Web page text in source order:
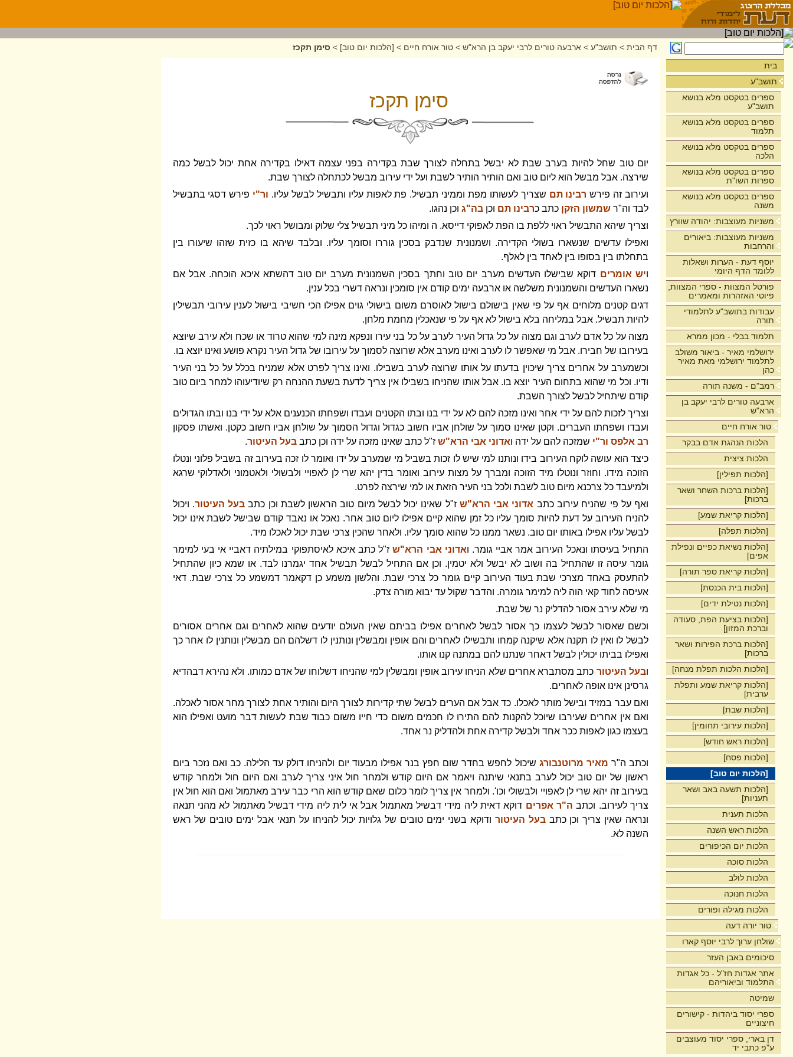
בית
תושב"ע
ספרים בטקסט מלא בנושא
תושב"ע
ספרים בטקסט מלא בנושא
תלמוד
ספרים בטקסט מלא בנושא
הלכה
ספרים בטקסט מלא בנושא
ספרות השו"ת
ספרים בטקסט מלא בנושא
משנה
משניות מעוצבות: יהודה שוורץ
משניות מעוצבות: ביאורים
והרחבות
יוסף דעת - הערות ושאלות
ללומד הדף היומי
פורטל המצוות - ספרי המצוות,
פיוטי האזהרות ומאמרים
עבודות בתושב"ע לתלמודי
תורה
תלמוד בבלי - מכון ממרא
ירושלמי מאיר - ביאור משולב
לתלמוד ירושלמי מאת מאיר
כהן
רמב"ם - משנה תורה
ארבעה טורים לרבי יעקב בן
הרא"ש
טור אורח חיים
הלכות הנהגת אדם בבקר
הלכות ציצית
[הלכות תפילין]
[הלכות ברכות השחר ושאר
ברכות]
[הלכות קריאת שמע]
[הלכות תפלה]
[הלכות נשיאת כפיים ונפילת
אפים]
[הלכות קריאת ספר תורה]
[הלכות בית הכנסת]
[הלכות נטילת ידים]
[הלכות בציעת הפת, סעודה
וברכת המזון]
[הלכות ברכת הפירות ושאר
ברכות]
[הלכות הלכות תפלת מנחה]
[הלכות קריאת שמע ותפלת
ערבית]
[הלכות שבת]
[הלכות עירובי תחומין]
[הלכות ראש חודש]
[הלכות פסח]
[הלכות יום טוב]
[הלכות תשעה באב ושאר
תעניות]
הלכות תענית
הלכות ראש השנה
הלכות יום הכיפורים
הלכות סוכה
הלכות לולב
הלכות חנוכה
הלכות מגילה ופורים
טור יורה דעה
שולחן ערוך לרבי יוסף קארו
סיכומים באבן העזר
אתר אגדות חז"ל - כל אגדות
התלמוד וביאוריהם
שמיטה
ספרי יסוד ביהדות - קישורים
חיצוניים
דן בארי, ספרי יסוד מעוצבים
ע"פ כתבי יד
דף הבית > תושב"ע > ארבעה טורים לרבי יעקב בן הרא"ש > טור אורח חיים > [הלכות יום טוב] > סימן תקכז
סימן תקכז
יום טוב שחל להיות בערב שבת לא יבשל בתחלה לצורך שבת בקדירה בפני עצמה דאילו בקדירה אחת יכול לבשל כמה
שירצה. אבל מבשל הוא ליום טוב ואם הותיר הותיר לשבת ועל ידי עירוב מבשל לכתחלה לצורך שבת.
ועירוב זה פירש רבינו תם שצריך לעשותו מפת וממיני תבשיל. פת לאפות עליו ותבשיל לבשל עליו. ור"י פירש דסגי בתבשיל
לבד וה"ר שמשון הזקן כתב כרבינו תם וכן בה"ג וכן נהגו.
וצריך שיהא התבשיל ראוי ללפת בו הפת לאפוקי דייסא. ה ומיהו כל מיני תבשיל צלי שלוק ומבושל ראוי לכך.
ואפילו עדשים שנשארו בשולי הקדירה. ושמנונית שנדבק בסכין גוררו וסומך עליו. ובלבד שיהא בו כזית שזהו שיעורו בין
בתחלתו בין בסופו בין לאחד בין לאלף.
ויש אומרים דוקא שבישלו העדשים מערב יום טוב וחתך בסכין השמנונית מערב יום טוב דהשתא איכא הוכחה. אבל אם
נשארו העדשים והשמנונית משלשה או ארבעה ימים קודם אין סומכין ונראה דשרי בכל ענין.
דגים קטנים מלוחים אף על פי שאין בישולם בישול לאוסרם משום בישולי גוים אפילו הכי חשיבי בישול לענין עירובי תבשילין
להיות תבשיל. אבל במליחה בלא בישול לא אף על פי שנאכלין מחמת מלחן.
מצוה על כל אדם לערב וגם מצוה על כל גדול העיר לערב על כל בני עירו ונפקא מינה למי שהוא טרוד או שכח ולא עירב שיוצא
בעירובו של חבירו. אבל מי שאפשר לו לערב ואינו מערב אלא שרוצה לסמוך על עירובו של גדול העיר נקרא פושע ואינו יוצא בו.
וכשמערב על אחרים צריך שיכוין בדעתו על אותו שרוצה לערב בשבילו. ואינו צריך לפרט אלא שמניח בכלל על כל בני העיר
ודיו. וכל מי שהוא בתחום העיר יוצא בו. אבל אותו שהניחו בשבילו אין צריך לדעת בשעת ההנחה רק שיודיעוהו למחר ביום טוב
קודם שיתחיל לבשל לצורך השבת.
וצריך לזכות להם על ידי אחר ואינו מזכה להם לא על ידי בנו ובתו הקטנים ועבדו ושפחתו הכנענים אלא על ידי בנו ובתו הגדולים
ועבדו ושפחתו העברים. וקטן שאינו סמוך על שולחן אביו חשוב כגדול וגדול הסמוך על שולחן אביו חשוב כקטן. ואשתו פסקון
רב אלפס ור"י שמזכה להם על ידה ואדוני אבי הרא"ש ז"ל כתב שאינו מזכה על ידה וכן כתב בעל העיטור.
כיצד הוא עושה לוקח העירוב בידו ונותנו למי שיש לו זכות בשביל מי שמערב על ידו ואומר לו זכה בעירוב זה בשביל פלוני ונטלו
הזוכה מידו. וחוזר ונוטלו מיד הזוכה ומברך על מצות עירוב ואומר בדין יהא שרי לן לאפויי ולבשולי ולאטמוני ולאדלוקי שרגא
ולמיעבד כל צרכנא מיום טוב לשבת ולכל בני העיר הזאת או למי שירצה לפרט.
ואף על פי שהניח עירוב כתב אדוני אבי הרא"ש ז"ל שאינו יכול לבשל מיום טוב הראשון לשבת וכן כתב בעל העיטור. ויכול
להניח העירוב על דעת להיות סומך עליו כל זמן שהוא קיים אפילו ליום טוב אחר. נאכל או נאבד קודם שבישל לשבת אינו יכול
לבשל עליו אפילו באותו יום טוב. נשאר ממנו כל שהוא סומך עליו. ולאחר שהכין צרכי שבת יכול לאכלו מיד.
התחיל בעיסתו ונאכל העירוב אמר אביי גומר. ואדוני אבי הרא"שז"ל כתב איכא לאיסתפוקי במילתיה דאביי אי בעי למימר
גומר עיסה זו שהתחיל בה ושוב לא יבשל ולא יטמין. וכן אם התחיל לבשל תבשיל אחד יגמרנו לבד. או שמא כיון שהתחיל
להתעסק באחד מצרכי שבת בעוד העירוב קיים גומר כל צרכי שבת. והלשון משמע כן דקאמר דמשמע כל צרכי שבת. דאי
אעיסה לחוד קאי הוה ליה למימר גומרה. והדבר שקול עד יבוא מורה צדק.
מי שלא עירב אסור להדליק נר של שבת.
וכשם שאסור לבשל לעצמו כך אסור לבשל לאחרים אפילו בביתם שאין העולם יודעים שהוא לאחרים וגם אחרים אסורים
לבשל לו ואין לו תקנה אלא שיקנה קמחו ותבשילו לאחרים והם אופין ומבשלין ונותנין לו דשלהם הם מבשלין ונותנין לו אחר כך
ואפילו בביתו יכולין לבשל דאחר שנתנו להם במתנה קנו אותו.
ובעל העיטור כתב מסתברא אחרים שלא הניחו עירוב אופין ומבשלין למי שהניחו דשלוחו של אדם כמותו. ולא נהירא דבהדיא
גרסינן אינו אופה לאחרים.
ואם עבר במזיד ובישל מותר לאכלו. כד אבל אם הערים לבשל שתי קדירות לצורך היום והותיר אחת לצורך מחר אסור לאכלה.
ואם אין אחרים שעירבו שיוכל להקנות להם התירו לו חכמים משום כדי חייו משום כבוד שבת לעשות דבר מועט ואפילו הוא
בעצמו כגון לאפות ככר אחד ולבשל קדירה אחת ולהדליק נר אחד.
וכתב ה"ר מאיר מרוטנבורג שיכול לחפש בחדר שום חפץ בנר אפילו מבעוד יום ולהניחו דולק עד הלילה. כב ואם נזכר ביום
ראשון של יום טוב יכול לערב בתנאי שיתנה ויאמר אם היום קודש ולמחר חול איני צריך לערב ואם היום חול ולמחר קודש
בעירוב זה יהא שרי לן לאפויי ולבשולי וכו'. ולמחר אין צריך לומר כלום שאם קודש הוא הרי כבר עירב מאתמול ואם הוא חול אין
צריך לעירוב. וכתב ה"ר אפרים דוקא דאית ליה מידי דבשיל מאתמול אבל אי לית ליה מידי דבשיל מאתמול לא מהני תנאה
ונראה שאין צריך וכן כתבבעל העיטור ודוקא בשני ימים טובים של גלויות יכול להניחו על תנאי אבל ימים טובים של ראש
השנה לא.